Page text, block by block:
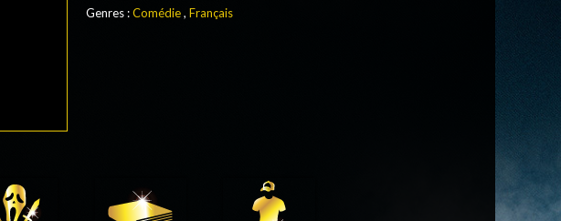
Genres :Comédie, Français